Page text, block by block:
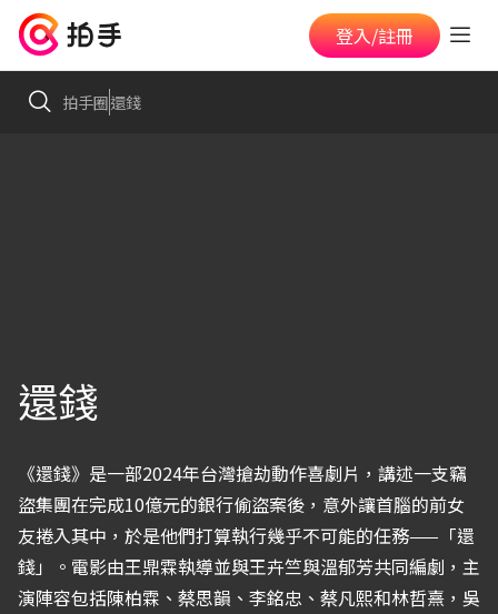
登入/註冊
拍手圈還錢
還錢
《還錢》是一部2024年台灣搶劫動作喜劇片，講述一支竊
盜集團在完成10億元的銀行偷盜案後，意外讓首腦的前女
友捲入其中，於是他們打算執行幾乎不可能的任務——「還
錢」。電影由王鼎霖執導並與王卉竺與溫郁芳共同編劇，主
演陣容包括陳柏霖、蔡思韻、李銘忠、蔡凡熙和林哲熹，吳